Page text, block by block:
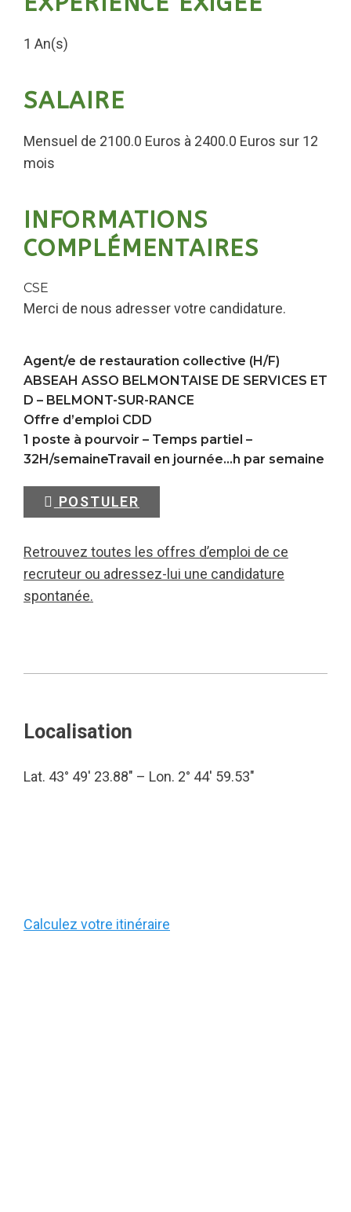
1 An(s)
SALAIRE
Mensuel de 2100.0 Euros à 2400.0 Euros sur 12
mois
INFORMATIONS
COMPLÉMENTAIRES
CSE
Merci de nous adresser votre candidature.
Agent/e de restauration collective (H/F)
ABSEAH ASSO BELMONTAISE DE SERVICES ET
D – BELMONT-SUR-RANCE
Offre d’emploi CDD
1 poste à pourvoir – Temps partiel –
32H/semaineTravail en journée…h par semaine
POSTULER
Retrouvez toutes les offres d’emploi de ce
recruteur ou adressez-lui une candidature
spontanée.
Localisation
Lat. 43° 49′ 23.88″ – Lon. 2° 44′ 59.53″
Calculez votre itinéraire